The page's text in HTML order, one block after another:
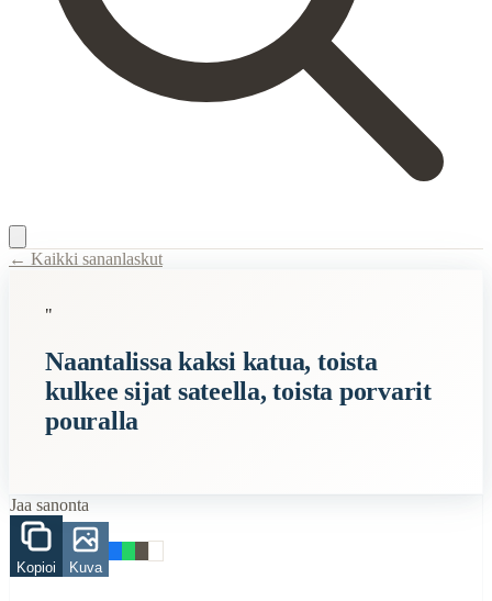
Description:Sananlasku viittaa siihen, että Naantalissa on kaksi
Related Topics
Finding Finnish proverbs about specific topics
Understanding Finnish cultural wisdom
Learning Finnish language through proverbs
← Kaikki sananlaskut
"
Naantalissa kaksi katua, toista
kulkee sijat sateella, toista porvarit
pouralla
Jaa sanonta
Kopioi Kuva